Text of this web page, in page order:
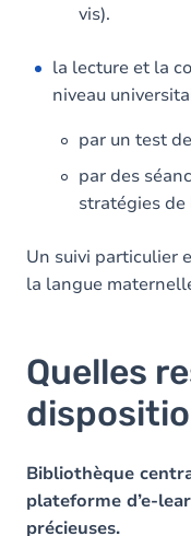
vis).
la lecture et la
niveau
par un test
par des
stratégies de
Un suivi particulier
la langue
Quelles
Bibliothèque
plateforme d’e-
précieuses.